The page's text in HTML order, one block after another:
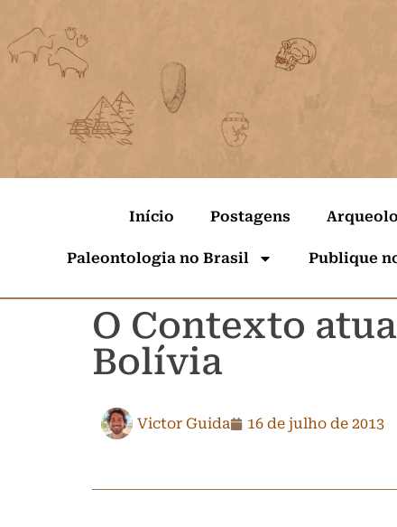
Início Postagens
Paleontologia no Brasil Publique
O Contexto
Bolívia
Victor Guida 16 de julho de 2013